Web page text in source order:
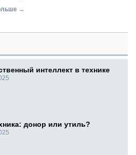
→
интеллект в технике
донор или утиль?